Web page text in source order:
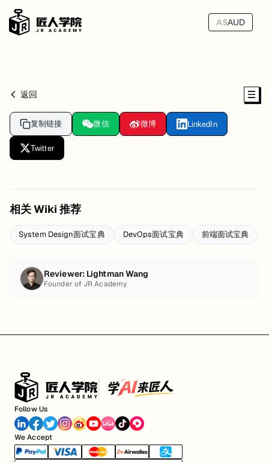
A$AUD
返回
复制链接 微信 微博 LinkedIn
Twitter
相关 Wiki 推荐
System Design面试宝典 DevOps面试宝典 前端面试宝典
Reviewer: Lightman Wang
Founder of JR Academy
Follow Us
We Accept